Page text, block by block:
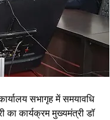
सभागृह में समयावधि
का कार्यक्रम मुख्यमंत्री डॉ